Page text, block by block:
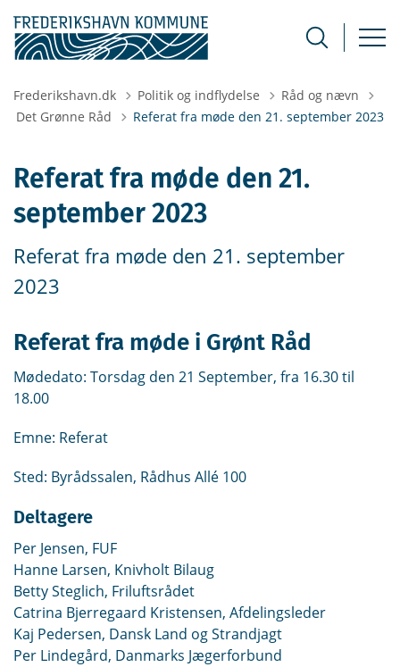
Frederikshavn.dk Politik og indflydelse
Råd og nævn
Tilbage til
Det Grønne Råd Referat fra møde den 21. september 2023
Referat fra møde den 21.
september 2023
Referat fra møde den 21. september
2023
Referat fra møde i Grønt Råd
Mødedato: Torsdag den 21 September, fra 16.30 til
18.00
Emne: Referat
Sted: Byrådssalen, Rådhus Allé 100
Deltagere
Per Jensen, FUF
Hanne Larsen, Knivholt Bilaug
Betty Steglich, Friluftsrådet
Catrina Bjerregaard Kristensen, Afdelingsleder
Kaj Pedersen, Dansk Land og Strandjagt
Per Lindegård, Danmarks Jægerforbund